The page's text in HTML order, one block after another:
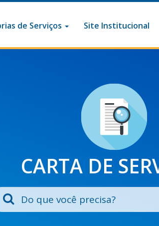
de Serviços Site Institucional
CARTA DE